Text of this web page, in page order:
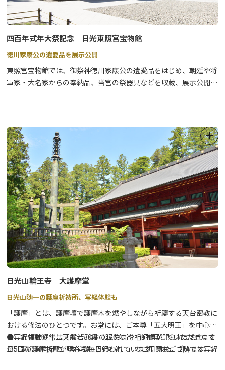
四百年式年大祭記念 日光東照宮宝物館
徳川家康公の遺愛品を展示公開
東照宮宝物館では、御祭神徳川家康公の遺愛品をはじめ、朝廷や将
軍家・大名家からの奉納品、当宮の祭器具などを収蔵、展示公開し
康公御画像など、貴重な御神宝がご覧いただけます。
また、1階はガイダンス機能（主に東照宮の紹介）を備え、カフェ
も併設しています。
尚、1階は無料で入館頂けます。
日光の社寺周辺は通年、混雑が予想されます。
日光旅ナビでは渋滞回避のコツや穴場のオススメスポット情報も紹
介中！↓↓
①日光の渋滞・混雑情報まとめ
②日光の社寺の混雑を避けて楽しむおススメスポット
日光山輪王寺 大護摩堂
日光山随一の護摩祈祷所、写経体験も
「護摩」とは、護摩壇で護摩木を燃やしながら祈禱する天台密教に
おける修法のひとつです。お堂には、ご本尊「五大明王」を中心
に、七福神や十二天など30躰の仏さまや祖師像が祀られており、1
日5回の護摩祈願が現在も毎日行われています。また、2階では写経
●写経体験通常は「般若心経（276文字）」を写していただきます
が、初心者向けに「本覚讃（59文字）」のご用意もございます。一